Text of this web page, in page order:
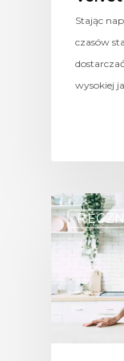
Stając
czasów
wysokiej